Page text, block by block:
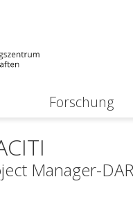
Forschung
Manager-